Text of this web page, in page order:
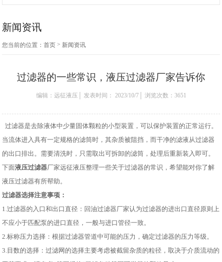
新闻资讯
您当前的位置：首页 > 新闻资讯
过滤器的一些常识，液压过滤器厂家告诉你
编辑：远征液压│ 发表时间： 2023/10/7│ 浏览次数：3651
过滤器是去除液体中少量固体颗粒的小型装置，可以保护装置的正常运行。
当流体进入具有一定规格的滤筒时，其杂质被阻挡，而干净的滤液从过滤器
的出口排出。需要清洗时，只需取出可拆卸的滤筒，处理后重新装入即可。
下面液压过滤器厂家远征液压整理一些关于过滤器的常识，希望能对你了解
液压过滤器有所帮助。
过滤器选择注意事项：
1.过滤器的入口和出口直径：回油过滤器厂家认为过滤器的进出口直径原则上
不应小于匹配泵的进口直径，一般与进口管径一致。
2.标称压力选择：根据过滤器管道中可能的压力，确定过滤器的压力等级。
3.目数的选择：过滤网的选择主要考虑被截留杂质的粒径，取决于介质流动的